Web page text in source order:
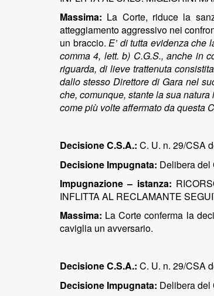
Massima: La Corte, riduce la
atteggiamento aggressivo nei
un braccio.E’ di tutta evidenza che
comma 4, lett. b) C.G.S., anche in
riguarda, di lieve trattenuta
dallo stesso Direttore di Gara nel
che, comunque, stante la sua
come più volte affermato da questa
Decisione C.S.A.: C. U. n. 29/CSA
Decisione Impugnata: Delibera del
Impugnazione – istanza:
INFLITTA AL RECLAMANTE
Massima: La Corte conferma la
caviglia un avversario.
Decisione C.S.A.: C. U. n. 29/CSA
Decisione Impugnata: Delibera del